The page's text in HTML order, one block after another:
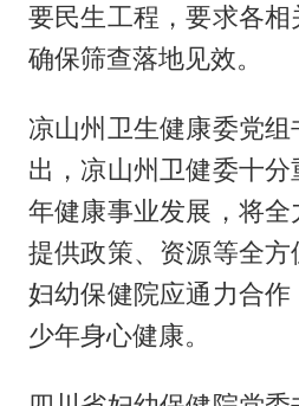
要民生工程，要求各相
确保筛查落地见效。
凉山州卫生健康委党
出，凉山州卫健委十
年健康事业发展，将
提供政策、资源等全方
妇幼保健院应通力合
少年身心健康。